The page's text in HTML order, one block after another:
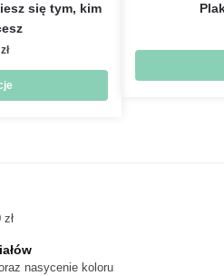
się tym, kim
złZakres
od
18 zł
nasycenie koloru